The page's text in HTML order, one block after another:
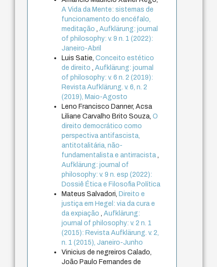
A Vida da Mente: sistemas de
funcionamento do encéfalo,
meditação
,Aufklärung: journal
of philosophy: v. 9 n. 1 (2022):
Janeiro-Abril
Luis Satie,Conceito estético
de direito
,Aufklärung: journal
of philosophy: v. 6 n. 2 (2019):
Revista Aufklärung. v. 6, n. 2
(2019), Maio-Agosto
Leno Francisco Danner, Acsa
Liliane Carvalho Brito Souza,O
direito democrático como
perspectiva antifascista,
antitotalitária, não-
fundamentalista e antirracista
Aufklärung: journal of
philosophy: v. 9 n. esp (2022):
Dossiê Ética e Filosofia Política
Mateus Salvadori, Direito e
justiça em Hegel: via da cura e
da expiação
,Aufklärung:
journal of philosophy: v. 2 n. 1
(2015): Revista Aufklärung. v. 2,
n. 1 (2015), Janeiro-Junho
Vinicius de negreiros Calado,
João Paulo Fernandes de